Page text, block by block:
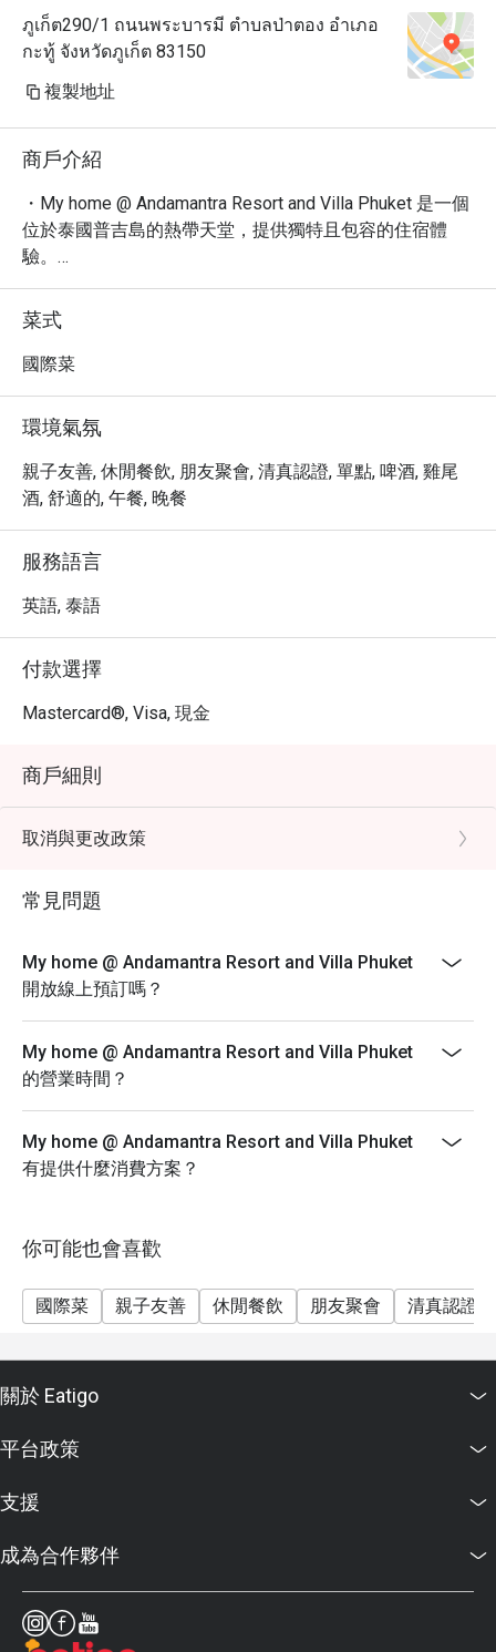
eating before my drink or my partners meal was served.
When we wanted to pay, the bill was prepared at hotel
reception causing more delay.
Staff were nice but under trained.
ภูเก็ต290/1 ถนนพระบารมี ตำบลป่าตอง อำเภอ
กะทู้ จังหวัดภูเก็ต 83150
複製地址
商戶介紹
・My home @ Andamantra Resort and Villa Phuket 是一個
位於泰國普吉島的熱帶天堂，提供獨特且包容的住宿體
驗。
・探索一系列高品質的餐飲選擇，讓您的味蕾在度假村的
熱情氛圍中盡情享受，這裡以友善的 LGBTQ+ 社群空間聞
名，無論您是獨自旅行、情侶度假還是與朋友同行，都能
在此感到賓至如歸。
and Villa Phuket 靠近熱鬧的芭東海灘，方便您輕鬆探索周
邊景點，並提供多種便利設施，確保您有個愉快且難忘的
假期。
・透過 Eatigo 預訂 My home @ Andamantra Resort and
好假期增添更多價值。
菜式
國際菜
環境氣氛
親子友善, 休閒餐飲, 朋友聚會, 清真認證, 單點, 啤酒, 雞尾
酒, 舒適的, 午餐, 晚餐
服務語言
英語, 泰語
付款選擇
Mastercard®, Visa, 現金
商戶細則
取消與更改政策
常見問題
My home @ Andamantra Resort and Villa Phuket
開放線上預訂嗎？
My home @ Andamantra Resort and Villa Phuket
的營業時間？
My home @ Andamantra Resort and Villa Phuket
有提供什麼消費方案？
你可能也會喜歡
國際菜 親子友善 休閒餐飲 朋友聚會 清真認證
關於 Eatigo
平台政策
支援
成為合作夥伴